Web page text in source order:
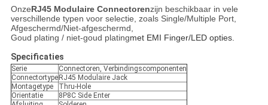
OnzeRJ45 Modulaire Connectorenzijn beschikbaar in vele
verschillende typen voor selectie, zoals Single/Multiple Port,
Afgeschermd/Niet-afgeschermd,
Goud plating / niet-goud platingmet EMI Finger/LED opties.
Specificaties
Serie
Connectoren, Verbindingscomponenten
Connectortype RJ45 Modulaire Jack
Montagetype
Thru-Hole
Orientatie
8P8C Side Enter